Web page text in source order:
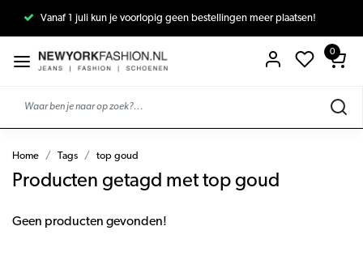
Vanaf 1 juli kun je voorlopig geen bestellingen meer plaatsen!
0
Home Tags top goud
Producten getagd met top goud
Geen producten gevonden!